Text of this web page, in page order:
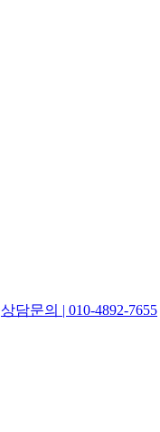
상담문의 | 010-4892-7655